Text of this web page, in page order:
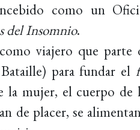
como un
del Insomnio.
viajero que
para fundar el
mujer, el cuerpo
de placer, se